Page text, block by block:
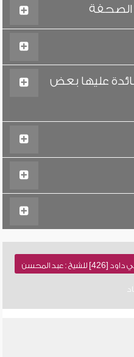
الصحفة
عليها بعض
نسخة نصية للطباعة , شرح سنن أبي داود [426] للشيخ : عبد المحسن